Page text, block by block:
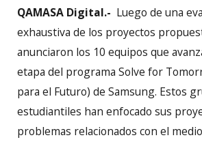
QAMASA Digital.- Luego de una
exhaustiva de los proyectos
anunciaron los 10 equipos que
etapa del programa Solve for
para el Futuro) de Samsung. Estos
estudiantiles han enfocado sus
problemas relacionados con el